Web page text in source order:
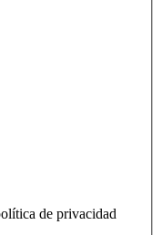
de privacidad